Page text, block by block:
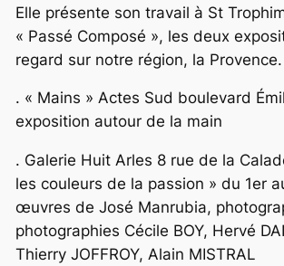
Elle présente son travail à St
« Passé Composé », les deux
regard sur notre région, la Provence.
. « Mains » Actes Sud boulevard
exposition autour de la main
. Galerie Huit Arles 8 rue de la
les couleurs de la passion » du 1er
œuvres de José Manrubia,
photographies Cécile BOY, Hervé
Thierry JOFFROY, Alain MISTRAL